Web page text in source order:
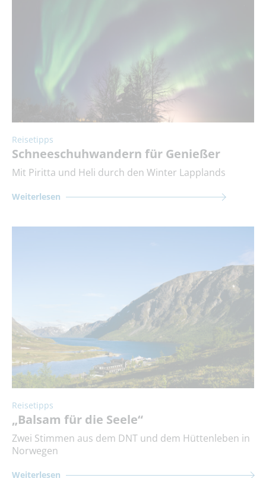
Reisetipps
Schneeschuhwandern für Genießer
Mit Piritta und Heli durch den Winter Lapplands
Weiterlesen
Reisetipps
„Balsam für die Seele“
Zwei Stimmen aus dem DNT und dem Hüttenleben in
Norwegen
Weiterlesen